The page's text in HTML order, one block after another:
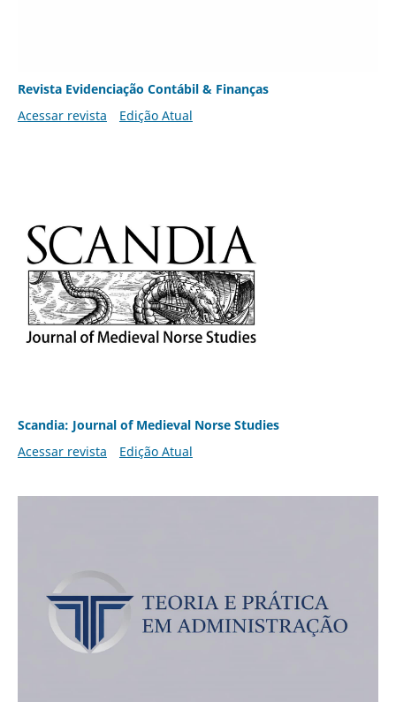
Revista Evidenciação Contábil & Finanças
Acessar revista
Edição Atual
Scandia: Journal of Medieval Norse Studies
Acessar revista
Edição Atual